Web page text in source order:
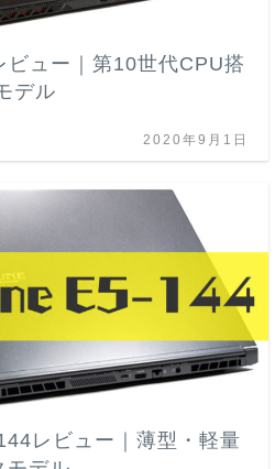
ビュー｜第10世代CPU搭
デル
2020年9月1日
レビュー｜薄型・軽量